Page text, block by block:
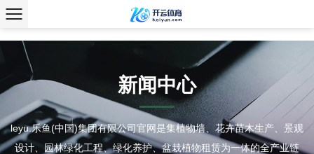
、
新闻中心
leyu.乐鱼(中国)集团有限公司官网是集植物墙、花卉苗木生产、景观
设计、园林绿化工程、绿化养护、盆栽植物租赁为一体的全产业链